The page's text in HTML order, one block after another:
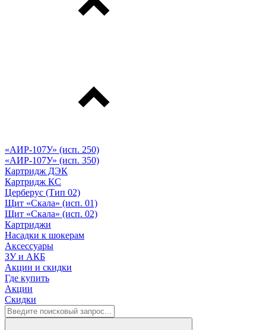
«АИР-107У» (исп. 250)
«АИР-107У» (исп. 350)
Картридж ДЭК
Картридж КС
Церберус (Тип 02)
Щит «Скала» (исп. 01)
Щит «Скала» (исп. 02)
Картриджи
Насадки к шокерам
Аксессуары
ЗУ и АКБ
Акции и скидки
Где купить
Акции
Скидки